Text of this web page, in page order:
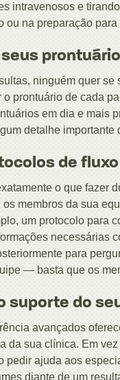
intravenosos e
ou na preparação
ninguém quer
prontuário de cada
em dia e mais
detalhe
de
o que fazer
membros da sua
um protocolo para
necessárias
para
— basta que os
suporte do
avançados
da sua clínica. Em
pedir ajuda aos
diante de um